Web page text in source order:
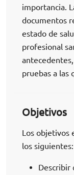
importancia.
documentos
estado de
profesional
pruebas a las
Objetivos
Los objetivos
los siguientes:
Describir